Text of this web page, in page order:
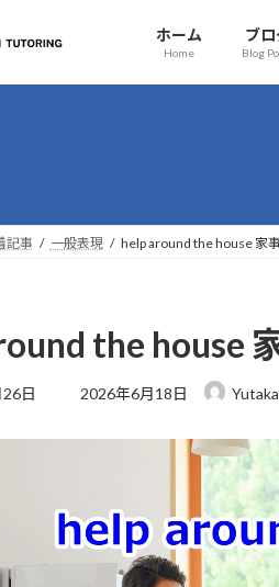
ホーム
Home
ブ
Blog
記事 一般表現 help around the house 家
the house
日
最
:
2026年6月18日